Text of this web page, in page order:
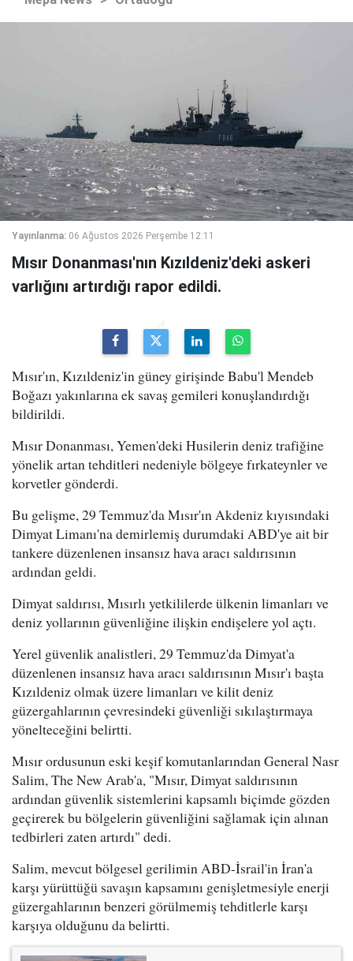
Yayınlanma: 06 Ağustos 2026 Perşembe 12:11
Mısır Donanması'nın Kızıldeniz'deki askeri
varlığını artırdığı rapor edildi.
Mısır'ın, Kızıldeniz'in güney girişinde Babu'l Mendeb
Boğazı yakınlarına ek savaş gemileri konuşlandırdığı
bildirildi.
Mısır Donanması, Yemen'deki Husilerin deniz trafiğine
yönelik artan tehditleri nedeniyle bölgeye fırkateynler ve
korvetler gönderdi.
Bu gelişme, 29 Temmuz'da Mısır'ın Akdeniz kıyısındaki
Dimyat Limanı'na demirlemiş durumdaki ABD'ye ait bir
tankere düzenlenen insansız hava aracı saldırısının
ardından geldi.
Dimyat saldırısı, Mısırlı yetkililerde ülkenin limanları ve
deniz yollarının güvenliğine ilişkin endişelere yol açtı.
Yerel güvenlik analistleri, 29 Temmuz'da Dimyat'a
düzenlenen insansız hava aracı saldırısının Mısır'ı başta
Kızıldeniz olmak üzere limanları ve kilit deniz
güzergahlarının çevresindeki güvenliği sıkılaştırmaya
yönelteceğini belirtti.
Mısır ordusunun eski keşif komutanlarından General Nasr
Salim, The New Arab'a, "Mısır, Dimyat saldırısının
ardından güvenlik sistemlerini kapsamlı biçimde gözden
geçirerek bu bölgelerin güvenliğini sağlamak için alınan
tedbirleri zaten artırdı" dedi.
Salim, mevcut bölgesel gerilimin ABD-İsrail'in İran'a
karşı yürüttüğü savaşın kapsamını genişletmesiyle enerji
güzergahlarının benzeri görülmemiş tehditlerle karşı
karşıya olduğunu da belirtti.